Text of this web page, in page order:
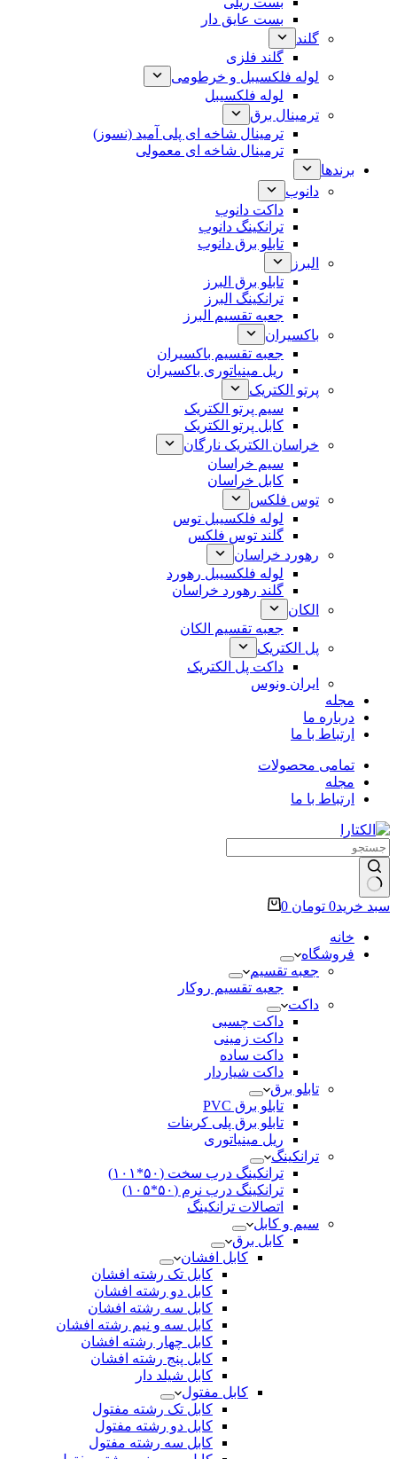
بست عایق دار
گلند
گلند فلزی
لوله فلکسیبل و خرطومی
لوله فلکسیبل
ترمینال برق
ترمینال شاخه ای پلی آمید (نسوز)
ترمینال شاخه ای معمولی
برندها
دانوب
داکت دانوب
ترانکینگ دانوب
تابلو برق دانوب
البرز
تابلو برق البرز
ترانکینگ البرز
جعبه تقسیم البرز
باکسیران
جعبه تقسیم باکسیران
ریل مینیاتوری باکسیران
پرتو الکتریک
سیم پرتو الکتریک
کابل پرتو الکتریک
خراسان الکتریک نارگان
سیم خراسان
کابل خراسان
توس فلکس
لوله فلکسیبل توس
گلند توس فلکس
رهورد خراسان
لوله فلکسیبل رهورد
گلند رهورد خراسان
الکان
جعبه تقسیم الکان
پل الکتریک
داکت پل الکتریک
ایران ونوس
مجله
درباره ما
ارتباط با ما
تمامی محصولات
مجله
ارتباط با ما
سبد خرید0 تومان 0
خانه
فروشگاه
جعبه تقسیم
جعبه تقسیم روکار
داکت
داکت چسبی
داکت زمینی
داکت ساده
داکت شیاردار
تابلو برق
تابلو برق PVC
تابلو برق پلی کربنات
ریل مینیاتوری
ترانکینگ
ترانکینگ درب سخت (۵۰*۱۰۱)
ترانکینگ درب نرم (۵۰*۱۰۵)
اتصالات ترانکینگ
سیم و کابل
کابل برق
کابل افشان
کابل تک رشته افشان
کابل دو رشته افشان
کابل سه رشته افشان
کابل سه و نیم رشته افشان
کابل چهار رشته افشان
کابل پنج رشته افشان
کابل شیلد دار
کابل مفتول
کابل تک رشته مفتول
کابل دو رشته مفتول
کابل سه رشته مفتول